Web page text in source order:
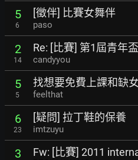
5
6
[徵伴] 比賽女舞伴
paso
2
14
Re: [比賽] 第1屆青年
candyyou
5
5
找想要免費上課和缺
feelthat
6
23
[疑問] 拉丁鞋的保養
imtzuyu
3 Fw: [比賽] 2011